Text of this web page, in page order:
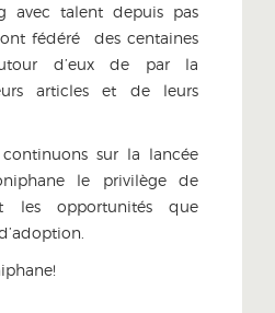
avec talent depuis pas
fédéré des centaines
d’eux de par la
articles et de leurs
sur la lancée
le privilège de
les opportunités que